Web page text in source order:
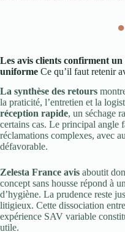
●
Les avis clients confirment
uniforme Ce qu’il faut retenir
La synthèse des retours
la praticité, l’entretien et la
réception rapide, un séchage
certains cas. Le principal angle
réclamations complexes, avec
défavorable.
Zelesta France avis aboutit
concept sans housse répond à
d’hygiène. La prudence reste
litigieux. Cette dissociation
expérience SAV variable
utile.